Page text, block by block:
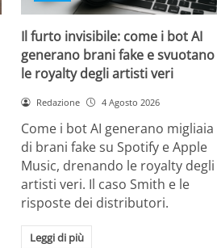
Il furto invisibile: come i bot AI
generano brani fake e svuotano
le royalty degli artisti veri
Redazione 4 Agosto 2026
Come i bot AI generano migliaia
di brani fake su Spotify e Apple
Music, drenando le royalty degli
artisti veri. Il caso Smith e le
risposte dei distributori.
Leggi di più